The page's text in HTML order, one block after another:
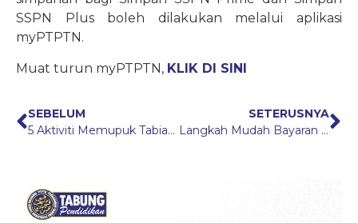
SSPN Plus boleh dilakukan melalui aplikasi
myPTPTN.
Muat turun myPTPTN, KLIK DI SINI
SEBELUM
5 Aktiviti Memupuk Tabiat Menabung
SETERUSNYA
Langkah Mudah Bayaran Balik Pinjaman PTPTN Melalui KWSP